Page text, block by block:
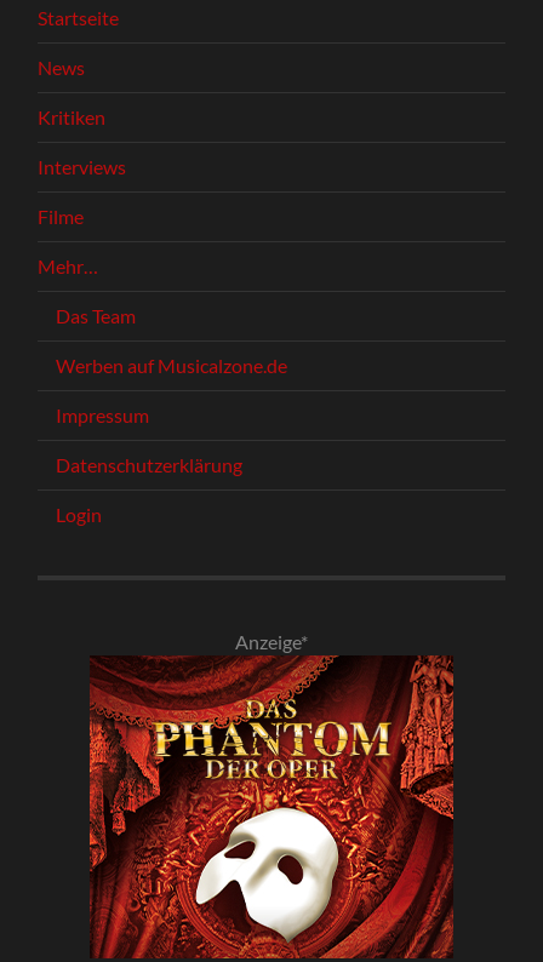
Startseite
News
Kritiken
Interviews
Filme
Mehr…
Das Team
Werben auf Musicalzone.de
Impressum
Datenschutzerklärung
Login
Anzeige*